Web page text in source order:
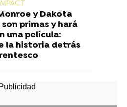
y Dakota
primas y hará
una película:
la historia detrás